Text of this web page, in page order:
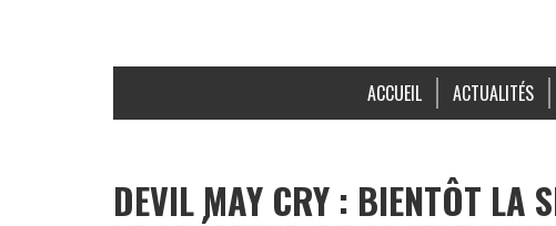
ACCUEIL ACTUALITÉS
DEVIL MAY CRY : BIENTÔT LA